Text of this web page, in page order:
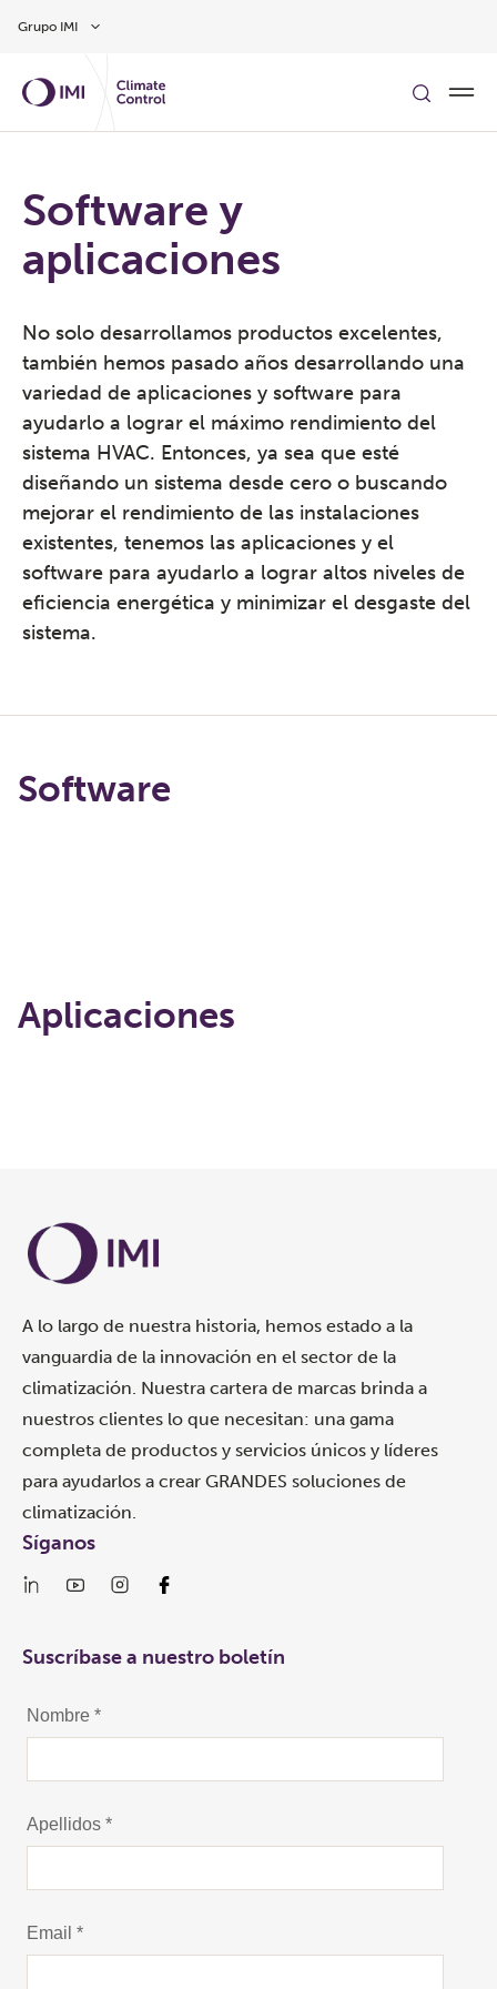
Grupo IMI
Software y
aplicaciones
No solo desarrollamos productos excelentes,
también hemos pasado años desarrollando una
variedad de aplicaciones y software para
ayudarlo a lograr el máximo rendimiento del
sistema HVAC. Entonces, ya sea que esté
diseñando un sistema desde cero o buscando
mejorar el rendimiento de las instalaciones
existentes, tenemos las aplicaciones y el
software para ayudarlo a lograr altos niveles de
eficiencia energética y minimizar el desgaste del
sistema.
Software
Aplicaciones
A lo largo de nuestra historia, hemos estado a la
vanguardia de la innovación en el sector de la
climatización. Nuestra cartera de marcas brinda a
nuestros clientes lo que necesitan: una gama
completa de productos y servicios únicos y líderes
para ayudarlos a crear GRANDES soluciones de
climatización.
Síganos
Suscríbase a nuestro boletín